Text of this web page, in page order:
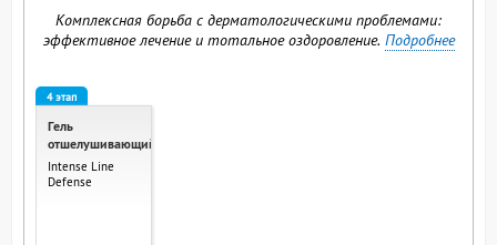
Комплексная борьба с дерматологическими проблемами:
эффективное лечение и тотальное оздоровление. Подробнее
4 этап
Гель
отшелушивающий
Intense Line
Defense